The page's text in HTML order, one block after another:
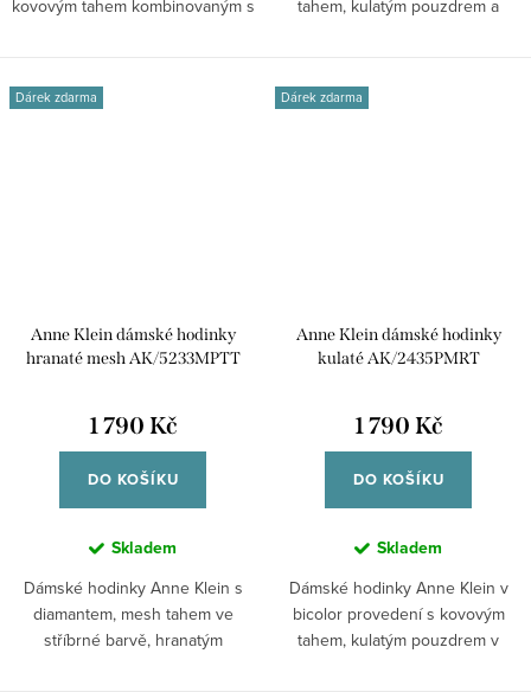
kovovým tahem kombinovaným s
tahem, kulatým pouzdrem a
Dárek zdarma
Anne Klein dámské hodinky
hranaté mesh AK/5233MPTT
1 790 Kč
DO KOŠÍKU
Skladem
Dámské hodinky Anne Klein s
diamantem, mesh tahem ve
stříbrné barvě, hranatým
Dárek zdarma
Anne Klein dámské hodinky
kulaté AK/2435PMRT
1 790 Kč
DO KOŠÍKU
Skladem
Dámské hodinky Anne Klein v
bicolor provedení s kovovým
tahem, kulatým pouzdrem v